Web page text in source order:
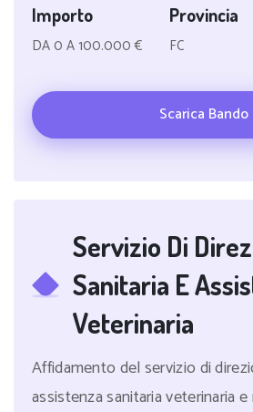
Importo
DA 0 A 100.000 €
Provincia
FC
Scarica Bando
Servizio Di
Sanitaria E
Veterinaria
Affidamento del servizio di
assistenza sanitaria veterinaria